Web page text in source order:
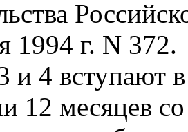
1994 г. N 372.
и 4 вступают
12 месяцев